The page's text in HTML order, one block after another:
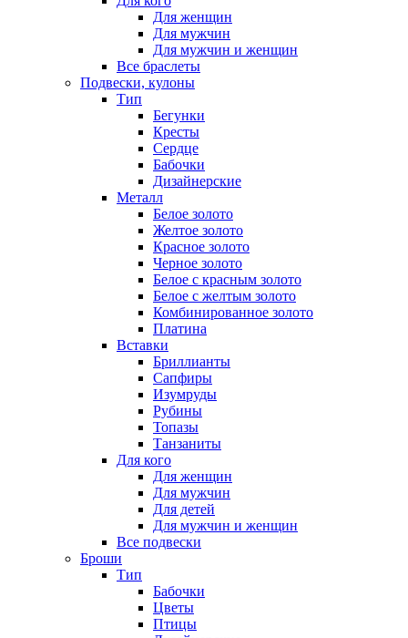
Для женщин
Для мужчин
Для мужчин и женщин
Все браслеты
Подвески, кулоны
Тип
Бегунки
Кресты
Сердце
Бабочки
Дизайнерские
Металл
Белое золото
Желтое золото
Красное золото
Черное золото
Белое с красным золото
Белое с желтым золото
Комбинированное золото
Платина
Вставки
Бриллианты
Сапфиры
Изумруды
Рубины
Топазы
Танзаниты
Для кого
Для женщин
Для мужчин
Для детей
Для мужчин и женщин
Все подвески
Броши
Тип
Бабочки
Цветы
Птицы